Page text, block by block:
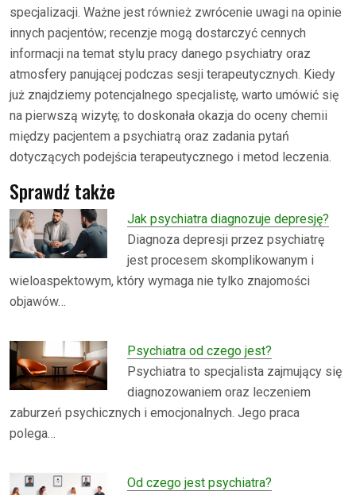
specjalizacji. Ważne jest również zwrócenie uwagi na opinie
innych pacjentów; recenzje mogą dostarczyć cennych
informacji na temat stylu pracy danego psychiatry oraz
atmosfery panującej podczas sesji terapeutycznych. Kiedy
już znajdziemy potencjalnego specjalistę, warto umówić się
na pierwszą wizytę; to doskonała okazja do oceny chemii
między pacjentem a psychiatrą oraz zadania pytań
dotyczących podejścia terapeutycznego i metod leczenia.
Sprawdź także
Jak psychiatra diagnozuje depresję?
Diagnoza depresji przez psychiatrę
jest procesem skomplikowanym i
wieloaspektowym, który wymaga nie tylko znajomości
objawów…
Psychiatra od czego jest?
Psychiatra to specjalista zajmujący się
diagnozowaniem oraz leczeniem
zaburzeń psychicznych i emocjonalnych. Jego praca
polega…
Od czego jest psychiatra?